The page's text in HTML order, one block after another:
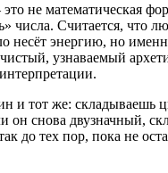
не математическая
числа. Считается, что
несёт энергию, но
узнаваемый
и тот же: складываешь
он снова двузначный,
до тех пор, пока не